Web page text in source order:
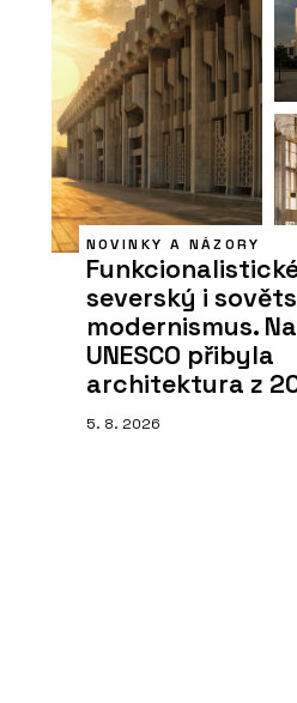
NOVINKY A NÁZORY
severský i
modernismus.
UNESCO přibyla
architektura z
5. 8. 2026